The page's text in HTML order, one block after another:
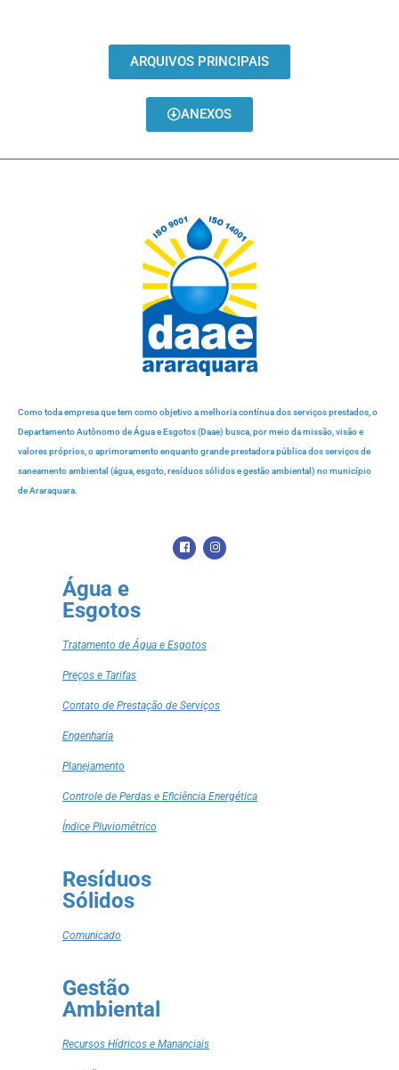
ARQUIVOS PRINCIPAIS
ANEXOS
Como toda empresa que tem como objetivo a melhoria contínua dos serviços prestados, o
Departamento Autônomo de Água e Esgotos (Daae) busca, por meio da missão, visão e
valores próprios, o aprimoramento enquanto grande prestadora pública dos serviços de
saneamento ambiental (água, esgoto, resíduos sólidos e gestão ambiental) no município
de Araraquara.
Água e
Esgotos
Tratamento de Água e Esgotos
Preços e Tarifas
Contato de Prestação de Serviços
Engenharia
Planejamento
Controle de Perdas e Eficiência Energética
Índice Pluviométrico
Resíduos
Sólidos
Comunicado
Gestão
Ambiental
Recursos Hídricos e Mananciais